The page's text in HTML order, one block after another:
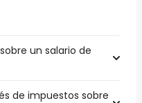
un salario de
de impuestos sobre